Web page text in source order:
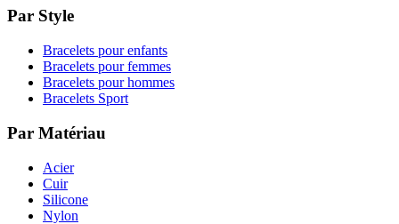
Par Style
Bracelets pour enfants
Bracelets pour femmes
Bracelets pour hommes
Bracelets Sport
Par Matériau
Acier
Cuir
Silicone
Nylon